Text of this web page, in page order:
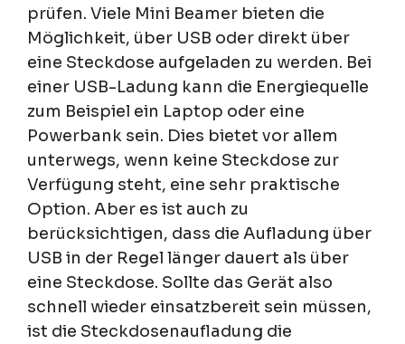
prüfen. Viele Mini Beamer bieten die
Möglichkeit, über USB oder direkt über
eine Steckdose aufgeladen zu werden. Bei
einer USB-Ladung kann die Energiequelle
zum Beispiel ein Laptop oder eine
Powerbank sein. Dies bietet vor allem
unterwegs, wenn keine Steckdose zur
Verfügung steht, eine sehr praktische
Option. Aber es ist auch zu
berücksichtigen, dass die Aufladung über
USB in der Regel länger dauert als über
eine Steckdose. Sollte das Gerät also
schnell wieder einsatzbereit sein müssen,
ist die Steckdosenaufladung die